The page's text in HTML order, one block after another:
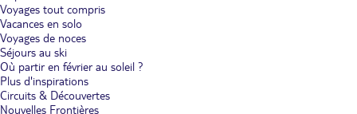
Voyages tout compris
Vacances en solo
Voyages de noces
Séjours au ski
Où partir en février au soleil ?
Plus d'inspirations
Circuits & Découvertes
Nouvelles Frontières